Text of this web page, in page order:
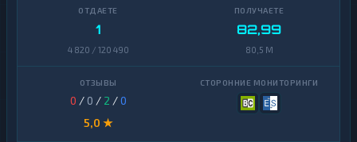
1
4 820 / 120 490
82,99
80,5 M
0 / 0 / 2 /0
5,0 ★